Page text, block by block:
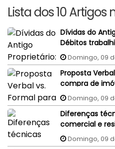
Lista dos 10 Artigos
Dívidas do
Débitos
judiciais do
penhorar o
comprado?
Domingo, 09
Proposta
compra de
aceita por
tem validade
Domingo, 09
Diferenças
comercial e
completo
Domingo, 09